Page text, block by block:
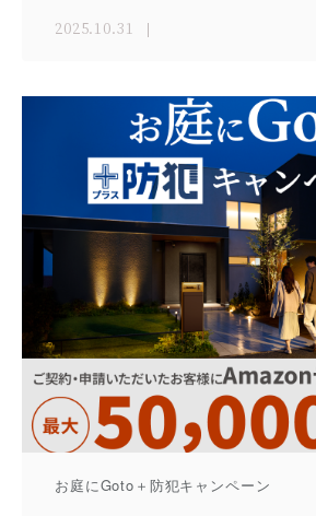
2025.10.31
お庭にGoto＋防犯キャンペーン